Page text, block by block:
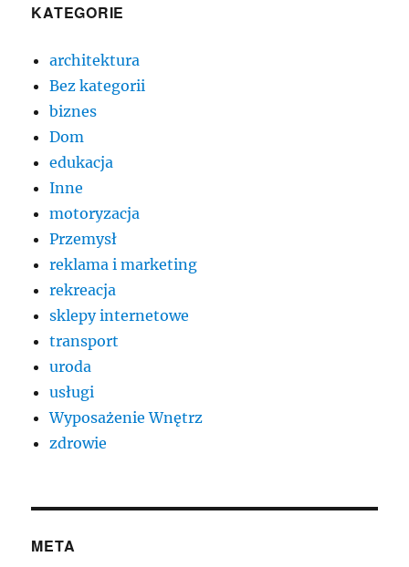
KATEGORIE
architektura
Bez kategorii
biznes
Dom
edukacja
Inne
motoryzacja
Przemysł
reklama i marketing
rekreacja
sklepy internetowe
transport
uroda
usługi
Wyposażenie Wnętrz
zdrowie
META